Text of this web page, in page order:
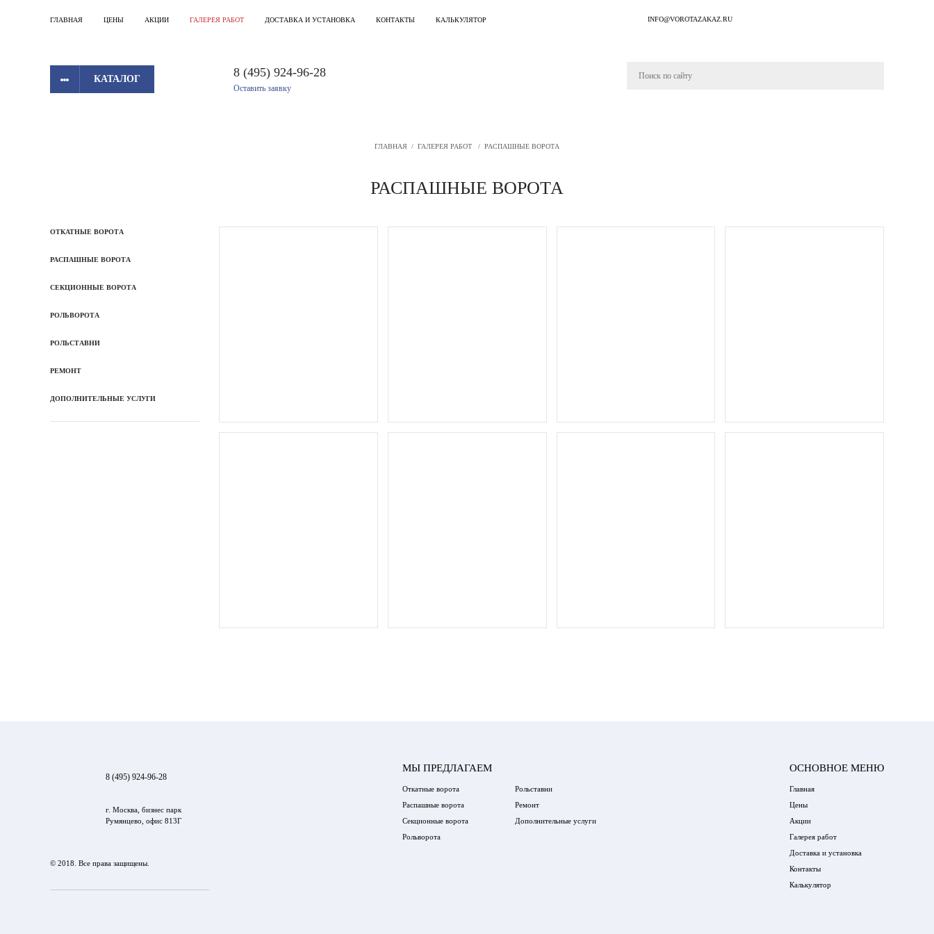
ГЛАВНАЯ ЦЕНЫ АКЦИИ ГАЛЕРЕЯ РАБОТ ДОСТАВКА И УСТАНОВКА КОНТАКТЫ КАЛЬКУЛЯТОР
КАТАЛОГ 8 (495) 924-96-28
Оставить заявку
INFO@VOROTAZAKAZ.RU
ГЛАВНАЯ / ГАЛЕРЕЯ РАБОТ / РАСПАШНЫЕ ВОРОТА
РАСПАШНЫЕ ВОРОТА
ОТКАТНЫЕ ВОРОТА
РАСПАШНЫЕ ВОРОТА
СЕКЦИОННЫЕ ВОРОТА
РОЛЬВОРОТА
РОЛЬСТАВНИ
РЕМОНТ
ДОПОЛНИТЕЛЬНЫЕ УСЛУГИ
8 (495) 924-96-28
г. Москва, бизнес парк
Румянцево, офис 813Г
© 2018. Все права защищены.
МЫ ПРЕДЛАГАЕМ
Откатные ворота
Распашные ворота
Секционные ворота
Рольворота
Рольставни
Ремонт
Дополнительные услуги
ОСНОВНОЕ МЕНЮ
Главная
Цены
Акции
Галерея работ
Доставка и установка
Контакты
Калькулятор